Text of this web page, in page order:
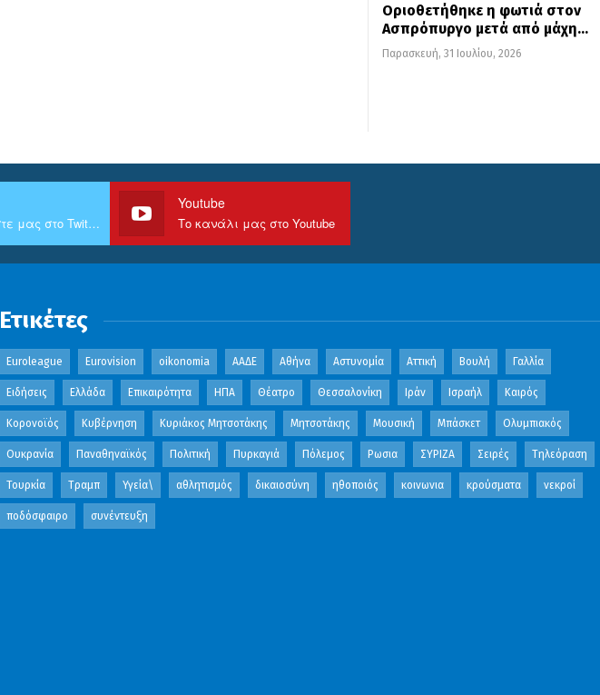
Οριοθετήθηκε η φωτιά στον
Ασπρόπυργο μετά από μάχη…
Παρασκευή, 31 Ιουλίου, 2026
Ακολουθήστε μας στο Twitter
Youtube
Το κανάλι μας στο Youtube
Ετικέτες
Euroleague Eurovision oikonomia ΑΑΔΕ Αθήνα Αστυνομία Αττική Βουλή Γαλλία
Ειδήσεις Ελλάδα Επικαιρότητα ΗΠΑ Θέατρο Θεσσαλονίκη Ιράν Ισραήλ Καιρός
Κορονοϊός Κυβέρνηση Κυριάκος Μητσοτάκης Μητσοτάκης Μουσική Μπάσκετ Ολυμπιακός
Ουκρανία Παναθηναϊκός Πολιτική Πυρκαγιά Πόλεμος Ρωσια ΣΥΡΙΖΑ Σειρές Τηλεόραση
Τουρκία Τραμπ Υγεία\ αθλητισμός δικαιοσύνη ηθοποιός κοινωνια κρούσματα νεκροί
ποδόσφαιρο συνέντευξη